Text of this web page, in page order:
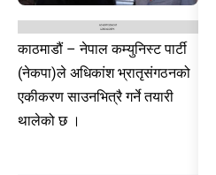
काठमाडौं – नेपाल कम्युनिस्ट पार्टी
(नेकपा)ले अधिकांश भ्रातृसंगठनको
एकीकरण साउनभित्रै गर्ने तयारी
थालेको छ ।